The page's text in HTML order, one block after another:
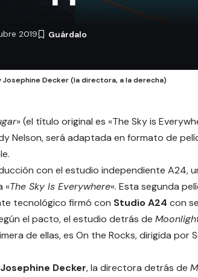
2019
Decker (la directora, a la derecha)
» (el título original es «The Sky is
Nelson, será adaptada en formato de
con el estudio independiente A24,
«The Sky Is Everywhere«. Esta segunda
tecnológico firmó con Studio A24 con
el pacto, el estudio detrás de
de ellas, es On the Rocks, dirigida por
Josephine Decker, la directora detrás de